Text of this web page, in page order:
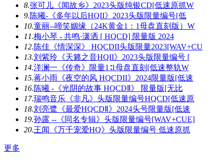
8.张可儿《闻故乡》2023头版纯银CD[低速原抓W
9.陈曦-《多年以后HQII》2023头版限量编号[低
10.童丽--啼笑姻缘（24K黄金1：1母盘直刻版）W
11.梅小琴 - 共鸣·潇洒 [ HQCD] 限量版 2024
12.陈佳《情深深》 HQCDII头版限量2023[WAV+CU
13.刘紫玲《天籁之音HQII》2023头版限量编号 [
14.洋澜一《传奇》限量1∶1母盘直刻[低速整轨W
15.蒋小雨《夜空的风 HQCDII》2024限量版[低速
16.陈曦 -《光阴的故事 HQCDⅡ》 限量版[无比
17.瑞鸣音乐《非凡》头版限量编号HQCD[低速原
18.刘亮鹭《最爱HQCDⅡ》2024头号限量版[低速
19.孙露 --《同名专辑》头版限量编号[WAV+CUE]
20.王闻《万千宠爱HQ》头版限量编号 低速原抓
更多